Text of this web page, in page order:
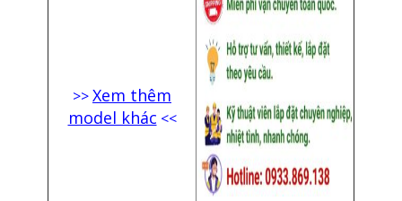
>>Xem thêm
model khác <<